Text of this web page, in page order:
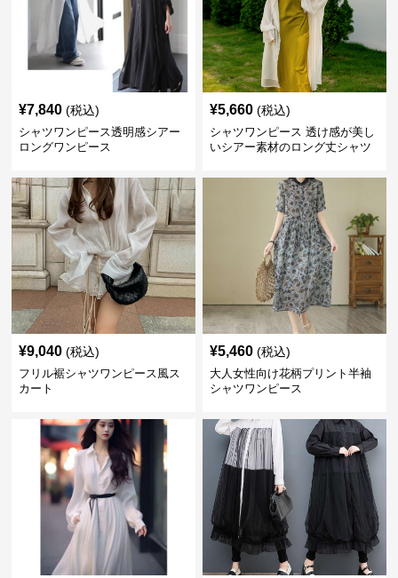
¥7,840 (税込)
シャツワンピース透明感シアー
ロングワンピース
¥5,660 (税込)
シャツワンピース 透け感が美し
いシアー素材のロング丈シャツ
¥9,040 (税込)
フリル裾シャツワンピース風ス
カート
¥5,460 (税込)
大人女性向け花柄プリント半袖
シャツワンピース